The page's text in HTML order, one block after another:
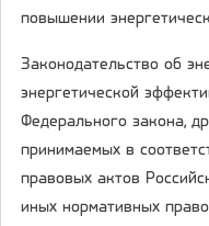
повышении
Законодательство об
энергетической
Федерального закона,
принимаемых в
правовых актов
иных нормативных